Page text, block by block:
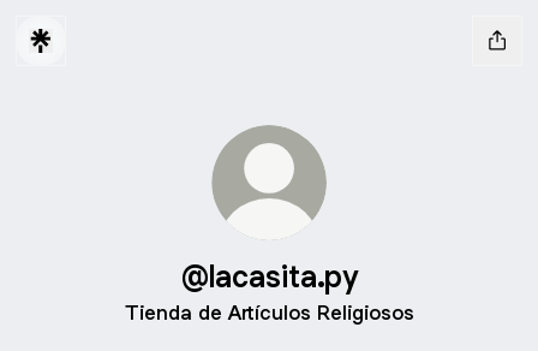
@lacasita.py
Tienda de Artículos Religiosos